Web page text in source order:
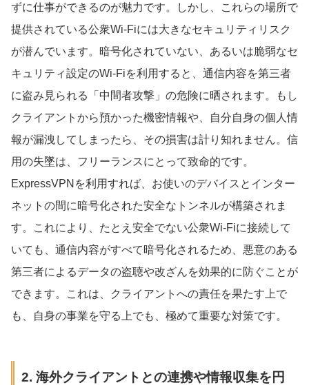
ずに仕事ができるのが魅力です。しかし、これらの場所で
提供されている公衆Wi-Fiには大きなセキュリティリスク
が潜んでいます。暗号化されていない、あるいは脆弱なセ
キュリティ設定のWi-Fiを利用すると、通信内容を第三者
に盗み見られる「中間者攻撃」の危険に晒されます。もし
クライアントから預かった機密情報や、自分自身の個人情
報が漏洩してしまったら、その損害は計り知れません。信
用の失墜は、フリーランスにとって致命的です。
ExpressVPNを利用すれば、お使いのデバイスとインター
ネットの間に暗号化された安全なトンネルが構築されま
す。これにより、たとえ安全でない公衆Wi-Fiに接続して
いても、通信内容がすべて暗号化されるため、悪意のある
第三者によるデータの盗聴や改ざんを効果的に防ぐことが
できます。これは、クライアントへの責任を果たす上で
も、自身の事業を守る上でも、極めて重要な対策です。
2. 海外クライアントとの連携や情報収集を円